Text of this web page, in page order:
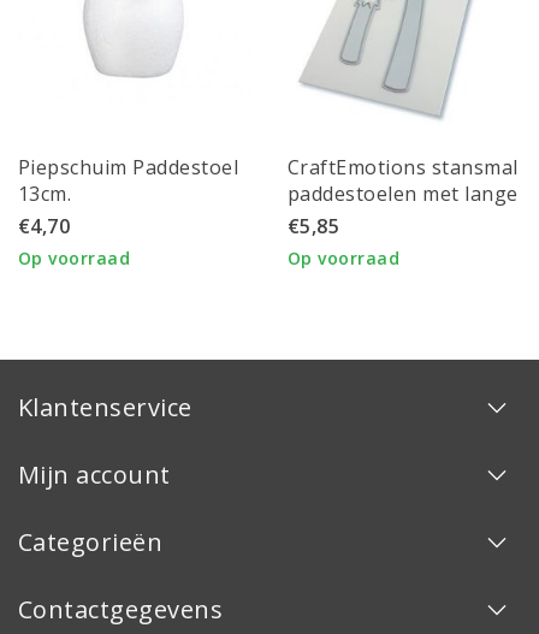
Piepschuim Paddestoel
13cm.
€4,70
Op voorraad
CraftEmotions stansmal
paddestoelen met lange
steel 5x10cm.
€5,85
Op voorraad
Klantenservice
Mijn account
Categorieën
Contactgegevens